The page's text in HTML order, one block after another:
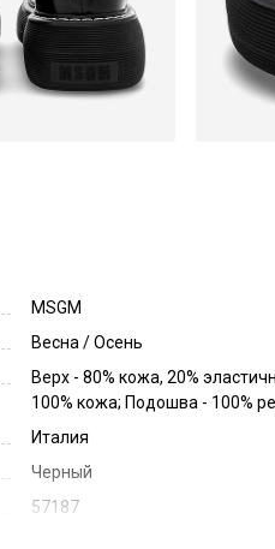
MSGM
Весна / Осень
Верх - 80% кожа, 20%
100% кожа; Подошва - 100%
Италия
Черный
57187